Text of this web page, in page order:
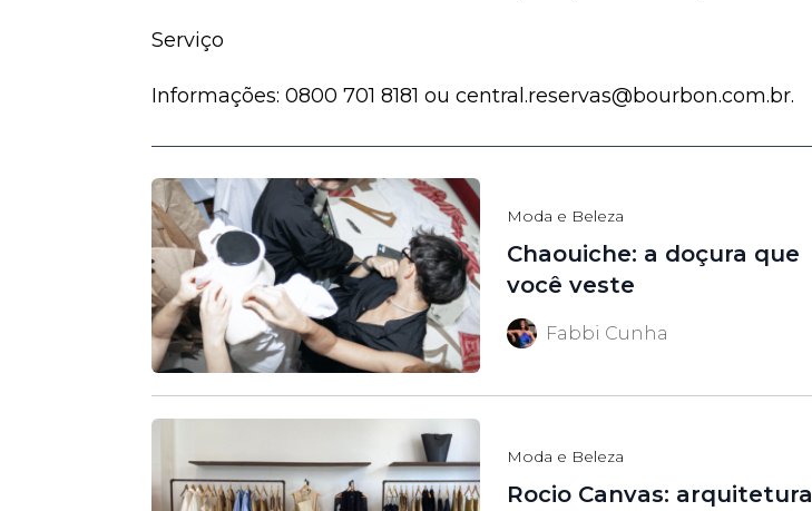
Serviço
Informações: 0800 701 8181 ou central.reservas@bourbon.com.br.
Moda e Beleza
Chaouiche: a doçura que
você veste
Fabbi Cunha
Moda e Beleza
Rocio Canvas: arquitetura